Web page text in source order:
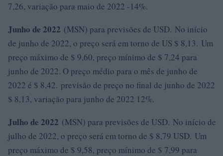
7,26, variação para maio de 2022 -14%.
Junho de 2022 (MSN) para previsões de USD. No início
de junho de 2022, o preço será em torno de US $ 8,13. Um
preço máximo de $ 9,60, preço mínimo de $ 7,24 para
junho de 2022. O preço médio para o mês de junho de
2022 é $ 8,42. previsão de preço no final de junho de 2022
$ 8,13, variação para junho de 2022 12%.
Julho de 2022 (MSN) para previsões de USD. No início de
julho de 2022, o preço será em torno de $ 8,79 USD. Um
preço máximo de $ 9,58, preço mínimo de $ 7,99 para